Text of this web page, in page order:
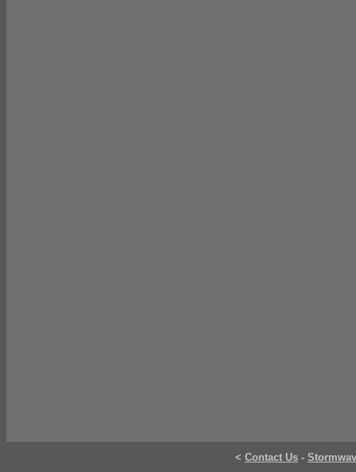
< Contact Us -